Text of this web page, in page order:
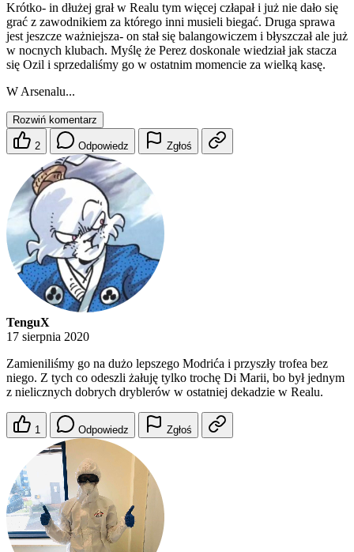
Krótko- in dłużej grał w Realu tym więcej człapał i już nie dało się
grać z zawodnikiem za którego inni musieli biegać. Druga sprawa
jest jeszcze ważniejsza- on stał się balangowiczem i błyszczał ale już
w nocnych klubach. Myślę że Perez doskonale wiedział jak stacza
się Ozil i sprzedaliśmy go w ostatnim momencie za wielką kasę.
W Arsenalu...
Rozwiń komentarz
2 Odpowiedz Zgłoś
TenguX
17 sierpnia 2020
Zamieniliśmy go na dużo lepszego Modrića i przyszły trofea bez
niego. Z tych co odeszli żałuję tylko trochę Di Marii, bo był jednym
z nielicznych dobrych dryblerów w ostatniej dekadzie w Realu.
1 Odpowiedz Zgłoś